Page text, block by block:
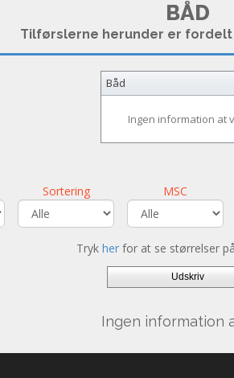
BÅD
Tilførslerne herunder er
Båd
Ingen information at
Sortering MSC
Tryk her for at se størrelser
Udskriv
Ingen information